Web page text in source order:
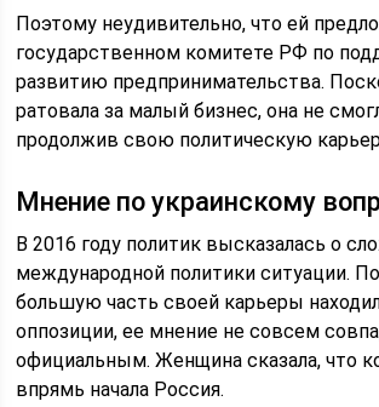
Поэтому неудивительно, что ей
государственном комитете РФ по
развитию предпринимательства.
ратовала за малый бизнес, она не
продолжив свою политическую
Мнение по украинскому
В 2016 году политик высказалась о
международной политики ситуации.
большую часть своей карьеры
оппозиции, ее мнение не совсем
официальным. Женщина сказала, что
впрямь начала Россия.